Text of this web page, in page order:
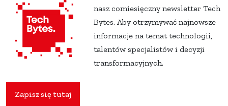
nasz comiesięczny newsletter Tech
Bytes. Aby otrzymywać najnowsze
informacje na temat technologii,
talentów specjalistów i decyzji
transformacyjnych.
Zapisz się tutaj